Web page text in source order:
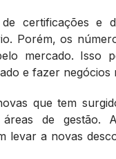
certificações e
Porém, os
mercado. Isso
e fazer negócios
que tem
de gestão.
levar a novas